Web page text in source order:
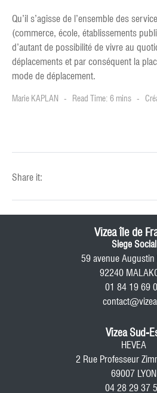
Qu’il s’agisse de l’ensemble des
(commerce, école, établissements
d’autant de possibilité de vivre au
déplacements et par conséquent la
mode de déplacement.
Marie KAPLAN Read Time: 6 mins
Share it:
Vizea île de
Siege Social
59 avenue
92240
01 84 19 69
Vizea Sud-
HEVEA
2 Rue Professeur
69007 LYON
04 28 29 37